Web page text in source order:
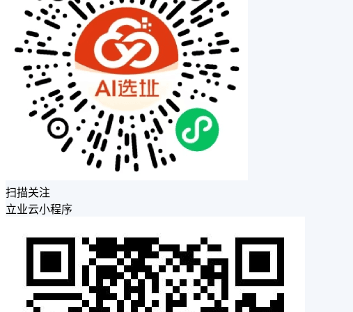
扫描关注
立业云小程序